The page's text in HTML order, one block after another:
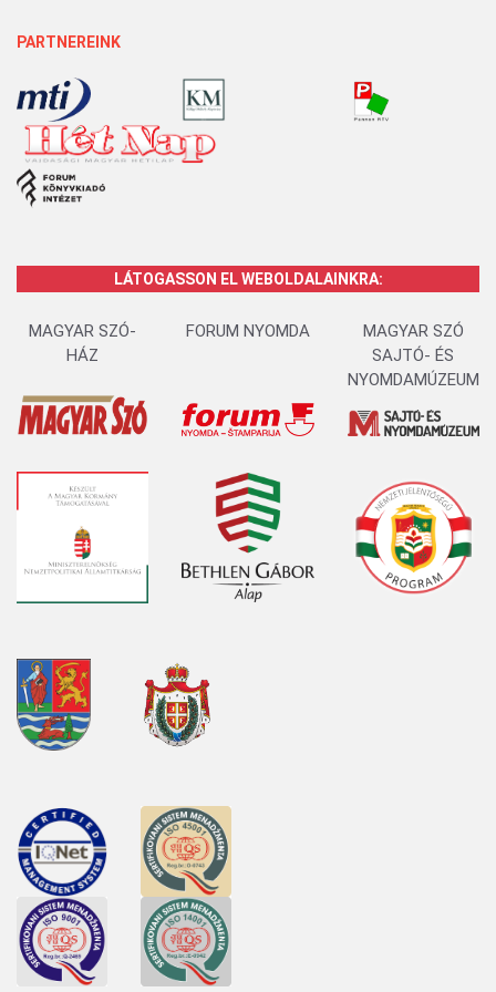
PARTNEREINK
LÁTOGASSON EL WEBOLDALAINKRA:
MAGYAR SZÓ-
HÁZ
FORUM NYOMDA
MAGYAR SZÓ
SAJTÓ- ÉS
NYOMDAMÚZEUM